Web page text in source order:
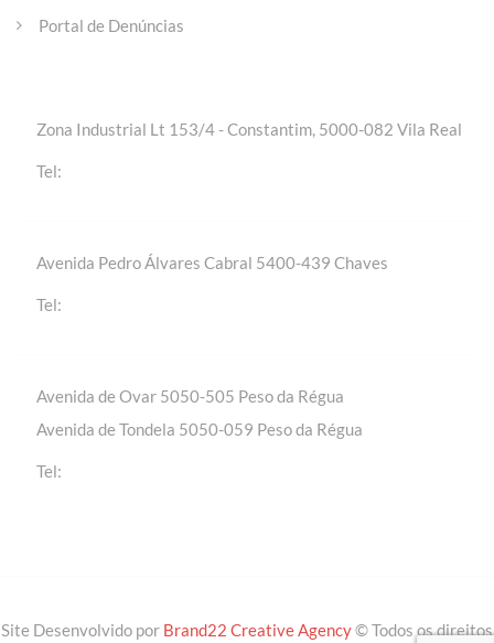
Portal de Denúncias
Zona Industrial Lt 153/4 - Constantim, 5000-082 Vila Real
Tel:
Avenida Pedro Álvares Cabral 5400-439 Chaves
Tel:
Avenida de Ovar 5050-505 Peso da Régua
Avenida de Tondela 5050-059 Peso da Régua
Tel:
Site Desenvolvido por Brand22 Creative Agency© Todos os direitos